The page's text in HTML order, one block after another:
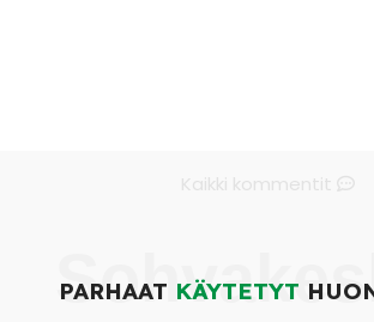
PARHAAT KÄYTETYT